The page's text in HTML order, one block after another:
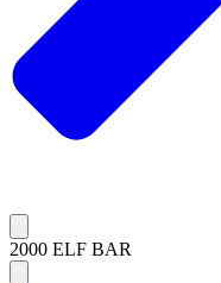
2000 ELF BAR